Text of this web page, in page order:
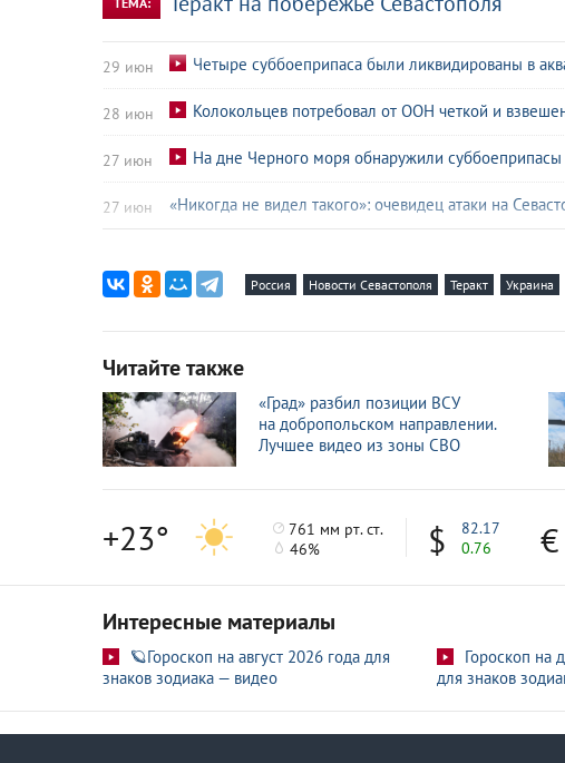
29 июн Четыре суббоеприпаса были ликвидированы в
28 июн Колокольцев потребовал от ООН четкой и
27 июн На дне Черного моря обнаружили суббоеприпасы
27 июн «Никогда не видел такого»: очевидец атаки на
26 июн Рябков о военном ответе России на атаку на
25 июн Более 75 пострадавших при ударе ВСУ по
25 июн Двойные стандарты: ООН обвинили в отсутствии
25 июн Удар ракетами ATACMS по Севастополю назвали
Россия Новости Севастополя Теракт Украина
Читайте также
«Град» разбил позиции ВСУ
на добропольском направлении.
Лучшее видео из зоны СВО
+23°
761 мм рт. ст.
46%
82.17
0.76
Интересные материалы
🪐Гороскоп на август 2026 года для
знаков зодиака — видео
Гороскоп на
для знаков